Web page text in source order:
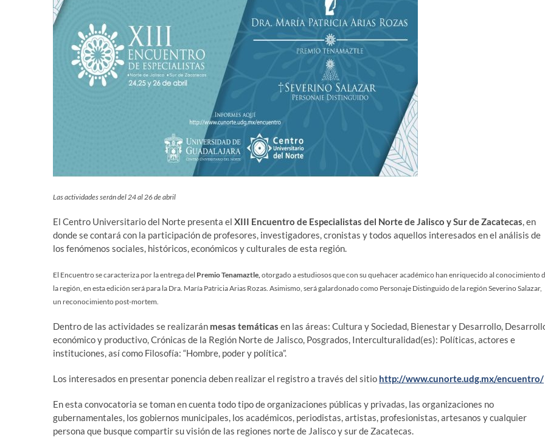
Las actividades serán del 24 al 26 de abril
El Centro Universitario del Norte presenta el XIII Encuentro de Especialistas del Norte de Jalisco y Sur de Zacatecas, en
donde se contará con la participación de profesores, investigadores, cronistas y todos aquellos interesados en el análisis de
los fenómenos sociales, históricos, económicos y culturales de esta región.
El Encuentro se caracteriza por la entrega del Premio Tenamaztle,otorgado a estudiosos que con su quehacer académico han enriquecido al conocimiento
la región, en esta edición será para la Dra. María Patricia Arias Rozas. Asimismo, será galardonado como Personaje Distinguido de la región Severino Salazar,
un reconocimiento post-mortem.
Dentro de las actividades se realizarán mesas temáticas en las áreas: Cultura y Sociedad, Bienestar y Desarrollo,
económico y productivo, Crónicas de la Región Norte de Jalisco, Posgrados, Interculturalidad(es): Políticas, actores e
instituciones, así como Filosofía: “Hombre, poder y política”.
Los interesados en presentar ponencia deben realizar el registro a través del sitio http://www.cunorte.udg.mx/encuentro/
En esta convocatoria se toman en cuenta todo tipo de organizaciones públicas y privadas, las organizaciones no
gubernamentales, los gobiernos municipales, los académicos, periodistas, artistas, profesionistas, artesanos y cualquier
persona que busque compartir su visión de las regiones norte de Jalisco y sur de Zacatecas.